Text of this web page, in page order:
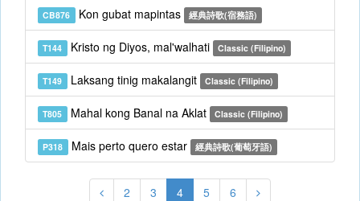
CB876 Kon gubat mapintas 經典詩歌(宿務語)
T144 Kristo ng Diyos, mal'walhati Classic (Filipino)
T149 Laksang tinig makalangit Classic (Filipino)
T805 Mahal kong Banal na Aklat Classic (Filipino)
P318 Mais perto quero estar 經典詩歌(葡萄牙語)
2 3 4 5 6